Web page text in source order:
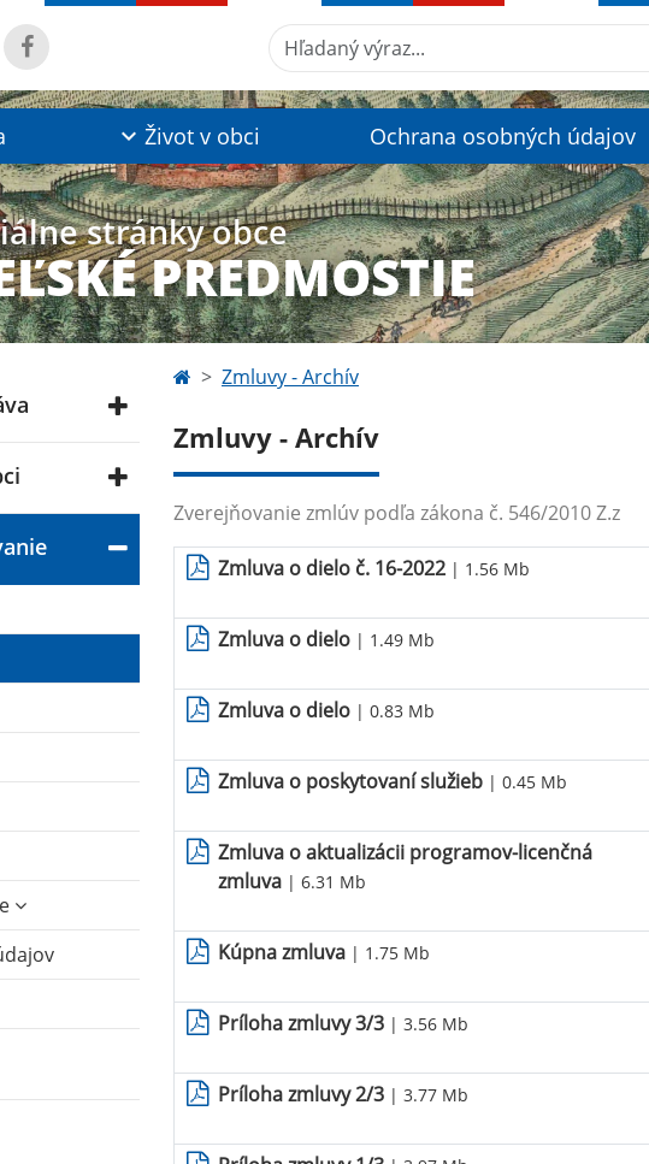
Hľadaný výraz...
Život v obci Ochrana osobných údajov
stránky obce
PREDMOSTIE
Zmluvy - Archív
Zmluvy - Archív
Zverejňovanie zmlúv podľa zákona č. 546/2010 Z.z
Zmluva o dielo č. 16-2022 | 1.56 Mb
Zmluva o dielo | 1.49 Mb
Zmluva o dielo | 0.83 Mb
Zmluva o poskytovaní služieb | 0.45 Mb
Zmluva o aktualizácii programov-licenčná
zmluva | 6.31 Mb
Kúpna zmluva | 1.75 Mb
Príloha zmluvy 3/3 | 3.56 Mb
Príloha zmluvy 2/3 | 3.77 Mb